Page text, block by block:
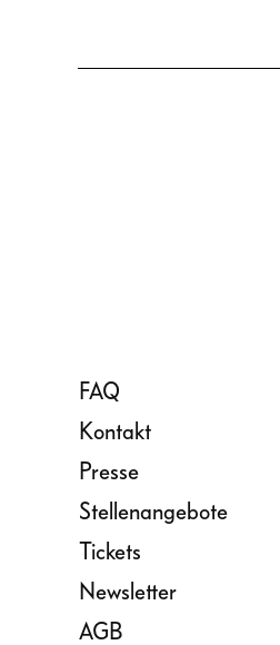
FAQ
Kontakt
Presse
Stellenangebote
Tickets
Newsletter
AGB